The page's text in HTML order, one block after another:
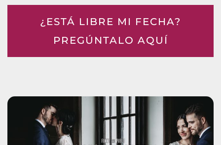
¿ESTÁ LIBRE MI FECHA?
PREGÚNTALO AQUÍ